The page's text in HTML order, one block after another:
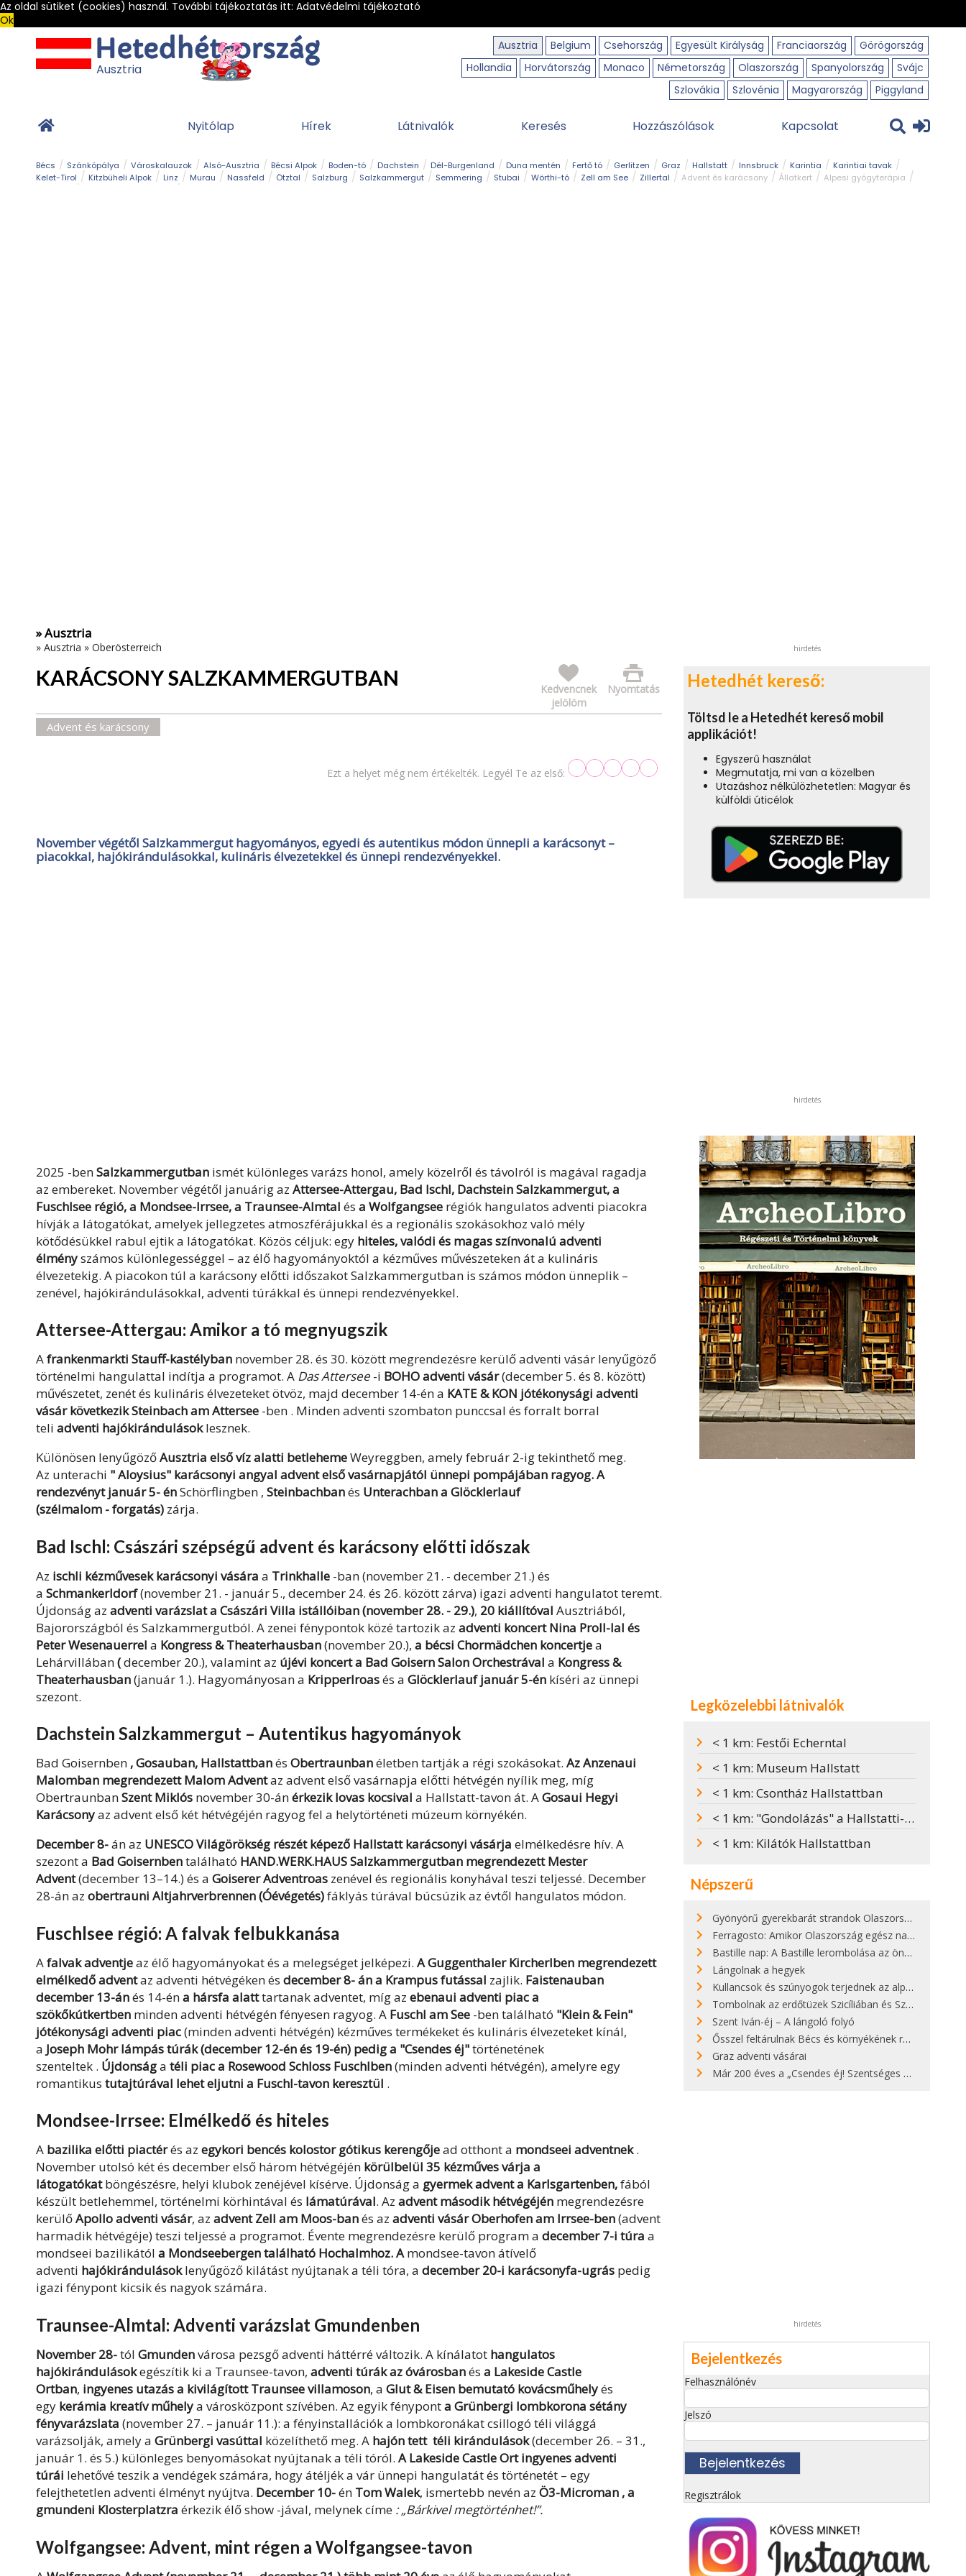
Az oldal sütiket (cookies) használ. További tájékoztatás itt: Adatvédelmi tájékoztató
Ok
Ausztria
Belgium Csehország Egyesült Királyság Franciaország
Görögország
Hollandia
Horvátország Monaco Németország Olaszország Spanyolország
Svájc
Szlovákia
Szlovénia Magyarország Piggyland
Ausztria
Nyitólap Hírek Látnivalók Keresés Hozzászólások Kapcsolat
Bécs Szánkópálya Városkalauzok Alsó-Ausztria Bécsi Alpok Boden-tó Dachstein Dél-Burgenland Duna mentén Fertő tó Gerlitzen Graz Hallstatt Innsbruck Karintia
Karintiai tavak
Kelet-Tirol
Kitzbüheli Alpok Linz Murau Nassfeld Ötztal Salzburg Salzkammergut Semmering Stubai Wörthi-tó Zell am See Zillertal Advent és karácsony Állatkert
Alpesi gyógyterápia
» Ausztria
» Ausztria » Oberösterreich
KARÁCSONY SALZKAMMERGUTBAN Nyomtatás
Kedvencnek
jelölöm
Advent és karácsony
Ezt a helyet még nem értékelték. Legyél Te az első:
November végétől Salzkammergut hagyományos, egyedi és autentikus módon ünnepli a karácsonyt –
piacokkal, hajókirándulásokkal, kulináris élvezetekkel és ünnepi rendezvényekkel.
2025 -benSalzkammergutban ismét különleges varázs honol, amely közelről és távolról is magával ragadja
az embereket. November végétől januárig az Attersee-Attergau, Bad Ischl, Dachstein Salzkammergut, a
Fuschlsee régió, a Mondsee-Irrsee, a Traunsee-Almtal és a Wolfgangsee régiók hangulatos adventi piacokra
hívják a látogatókat, amelyek jellegzetes atmoszférájukkal és a regionális szokásokhoz való mély
kötődésükkel rabul ejtik a látogatókat. Közös céljuk: egy hiteles, valódi és magas színvonalú adventi
élményszámos különlegességgel – az élő hagyományoktól a kézműves művészeteken át a kulináris
élvezetekig. A piacokon túl a karácsony előtti időszakot Salzkammergutban is számos módon ünneplik –
zenével, hajókirándulásokkal, adventi túrákkal és ünnepi rendezvényekkel.
Attersee-Attergau: Amikor a tó megnyugszik
Afrankenmarkti Stauff-kastélyban november 28. és 30. között megrendezésre kerülő adventi vásár lenyűgöző
történelmi hangulattal indítja a programot. A Das Attersee -i BOHO adventi vásár(december 5. és 8. között)
művészetet, zenét és kulináris élvezeteket ötvöz, majd december 14-én a KATE & KON jótékonysági adventi
vásár következikSteinbach am Attersee -ben . Minden adventi szombaton punccsal és forralt borral
teli adventi hajókirándulásoklesznek.
Különösen lenyűgözőAusztria első víz alatti betlehemeWeyreggben, amely február 2-ig tekinthető meg.
Az unterachi "Aloysius" karácsonyi angyal advent első vasárnapjától ünnepi pompájában ragyog. A
rendezvényt január 5-énSchörflingben , Steinbachbanés Unterachban a Glöcklerlauf
(szélmalom -forgatás) zárja.
Bad Ischl: Császári szépségű advent és karácsony előtti időszak
Az ischli kézművesek karácsonyi vására a Trinkhalle -ban (november 21. - december 21.) és
a Schmankerldorf(november 21. - január 5., december 24. és 26. között zárva) igazi adventi hangulatot teremt.
Újdonság az adventi varázslat a Császári Villa istállóiban (november 28. - 29.), 20 kiállítóval Ausztriából,
Bajorországból és Salzkammergutból. A zenei fénypontok közé tartozik az adventi koncert Nina Proll-lal és
Peter Wesenauerrel a Kongress & Theaterhausban(november 20.), a bécsi Chormädchen koncertjea
Lehárvillában(december 20.), valamint az újévi koncert a Bad Goisern Salon Orchestrával a Kongress &
Theaterhausban(január 1.). Hagyományosan a Kripperlroasés a Glöcklerlauf január 5-én kíséri az ünnepi
szezont.
Dachstein Salzkammergut – Autentikus hagyományok
Bad Goisernben , Gosauban, Hallstattbanés Obertraunbanéletben tartják a régi szokásokat. Az Anzenaui
Malomban megrendezett Malom Adventaz advent első vasárnapja előtti hétvégén nyílik meg, míg
ObertraunbanSzentMiklós november 30-ánérkezik lovas kocsival a Hallstatt-tavon át. AGosaui Hegyi
Karácsonyaz advent első két hétvégéjén ragyog fel a helytörténeti múzeum környékén.
December 8-án az UNESCO Világörökség részét képező Hallstatt karácsonyi vásárja elmélkedésre hív. A
szezont a Bad Goisernbentalálható HAND.WERK.HAUS Salzkammergutban megrendezett Mester
Advent(december 13–14.) és a Goiserer Adventroas zenével és regionális konyhával teszi teljessé. December
28-án az obertrauni Altjahrverbrennen (Óévégetés)fáklyás túrával búcsúzik az évtől hangulatos módon.
Fuschlsee régió: A falvak felbukkanása
Afalvak adventjeaz élő hagyományokat és a melegséget jelképezi. A Guggenthaler Kircherlben megrendezett
elmélkedő adventaz adventi hétvégéken és december 8- ána Krampus futással zajlik. Faistenauban
december13-ánés 14-éna hársfa alatttartanak adventet, míg az ebenaui adventi piac a
szökőkútkertben minden adventi hétvégén fényesen ragyog. A Fuschl am See -ben található "Klein & Fein"
jótékonysági adventi piac(minden adventi hétvégén) kézműves termékeket és kulináris élvezeteket kínál,
a Joseph Mohr lámpás túrák (december 12-én és 19-én) pedig a "Csendes éj"történetének
szenteltek . Újdonsága téli piac a Rosewood Schloss Fuschlben(minden adventi hétvégén), amelyre egy
romantikus tutajtúrával lehet eljutni a Fuschl-tavon keresztül .
Mondsee-Irrsee: Elmélkedő és hiteles
A bazilika előtti piactérés az egykori bencés kolostor gótikus kerengőjead otthont a mondseei adventnek.
November utolsó két és december első három hétvégéjén körülbelül 35 kézműves várja a
látogatókatböngészésre, helyi klubok zenéjével kísérve. Újdonság a gyermek advent a Karlsgartenben,fából
készült betlehemmel, történelmi körhintával és lámatúrával. Az advent második hétvégéjén megrendezésre
kerülőApollo adventi vásár, az advent Zell am Moos-banés az adventi vásár Oberhofen am Irrsee-ben(advent
harmadik hétvégéje) teszi teljessé a programot. Évente megrendezésre kerülő program a december 7-i túra a
mondseei bazilikától a Mondseebergen található Hochalmhoz. Amondsee-tavon átívelő
adventi hajókirándulásoklenyűgöző kilátást nyújtanak a téli tóra, a december 20-i karácsonyfa-ugrás pedig
igazi fénypont kicsik és nagyok számára.
Traunsee-Almtal: Adventi varázslat Gmundenben
November 28-tól Gmundenvárosa pezsgő adventi háttérré változik. A kínálatot hangulatos
hajókirándulásokegészítik ki a Traunsee-tavon, adventi túrák az óvárosbanés a Lakeside Castle
Ortban, ingyenes utazás a kivilágított Traunsee villamoson, a Glut & Eisen bemutató kovácsműhelyés
egy kerámia kreatív műhelya városközpont szívében. Az egyik fényponta Grünbergi lombkorona sétány
fényvarázslata (november 27. – január 11.): a fényinstallációk a lombkoronákat csillogó téli világgá
varázsolják, amely a Grünbergi vasúttal közelíthető meg. A hajón tett téli kirándulások(december 26. – 31.,
január 1. és 5.) különleges benyomásokat nyújtanak a téli tóról. A Lakeside Castle Ort ingyenes adventi
túrái lehetővé teszik a vendégek számára, hogy átéljék a vár ünnepi hangulatát és történetét – egy
felejthetetlen adventi élményt nyújtva. December 10-én Tom Walek, ismertebb nevén az Ö3-Microman ,a
gmundeni Klosterplatzra érkezikélőshow -jával, melynek címe : „Bárkivel megtörténhet!”.
Wolfgangsee: Advent, mint régen a Wolfgangsee-tavon
hirdetés
Hetedhét kereső:
Töltsd le a Hetedhét kereső mobil
applikációt!
Egyszerű használat
Megmutatja, mi van a közelben
Utazáshoz nélkülözhetetlen: Magyar és
külföldi úticélok
hirdetés
Legközelebbi látnivalók
< 1 km: Festői Echerntal
< 1 km: Museum Hallstatt
< 1 km: Csontház Hallstattban
< 1 km: "Gondolázás" a Hallstatti-tavon
< 1 km: Kilátók Hallstattban
Népszerű
Gyönyörű gyerekbarát strandok Olaszországban - megmutatjuk a 15 legjobbat
Ferragosto: Amikor Olaszország egész nap nyaral
Bastille nap: A Bastille lerombolása az önkényuralom végét jelentette
Lángolnak a hegyek
Kullancsok és szúnyogok terjednek az alpesi legelőkön
Tombolnak az erdőtüzek Szicíliában és Szardínián
Szent Iván-éj – A lángoló folyó
Ősszel feltárulnak Bécs és környékének rendkívüli építészeti kincsei
Graz adventi vásárai
Már 200 éves a „Csendes éj! Szentséges éj!”
hirdetés
Bejelentkezés
Felhasználónév
Jelszó
Regisztrálok